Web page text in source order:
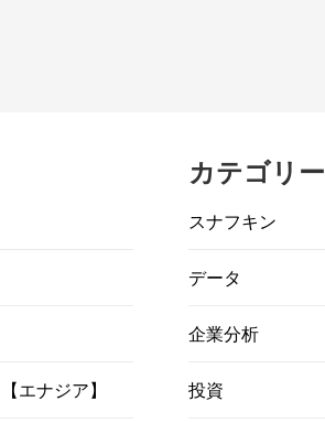
エナジア】
カテゴリー
スナフキン
データ
企業分析
投資